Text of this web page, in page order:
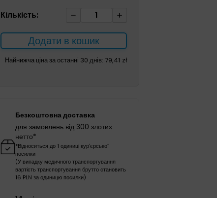
Кількість:
Гідрогель
250мл
кількість
Додати в кошик
Найнижча ціна за останні 30 днів: 79,41 zł
Безкоштовна доставка
для замовлень від 300 злотих
нетто*
*Відноситься до 1 одиниці кур'єрської
посилки
(У випадку медичного транспортування
вартість транспортування брутто становить
16 PLN за одиницю посилки)